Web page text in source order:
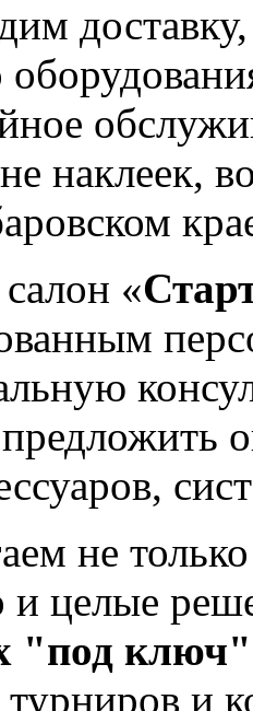
наклеек,
«
не
и целые
"под ключ"
турниров и